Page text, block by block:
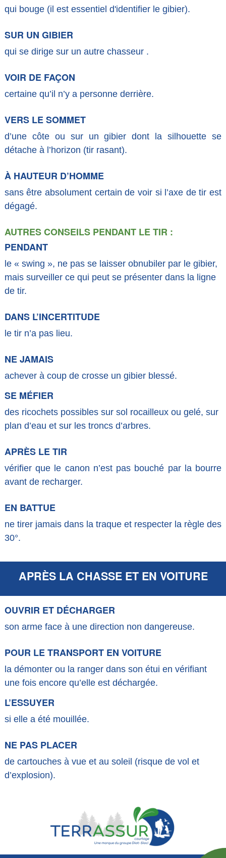
qui bouge (il est essentiel d'identifier le gibier).
SUR UN GIBIER
qui se dirige sur un autre chasseur .
VOIR DE FAÇON
certaine qu’il n’y a personne derrière.
VERS LE SOMMET
d’une côte ou sur un gibier dont la silhouette se
détache à l’horizon (tir rasant).
À HAUTEUR D’HOMME
sans être absolument certain de voir si l’axe de tir est
dégagé.
AUTRES CONSEILS PENDANT LE TIR :
PENDANT
le « swing », ne pas se laisser obnubiler par le gibier,
mais surveiller ce qui peut se présenter dans la ligne
de tir.
DANS L’INCERTITUDE
le tir n’a pas lieu.
NE JAMAIS
achever à coup de crosse un gibier blessé.
SE MÉFIER
des ricochets possibles sur sol rocailleux ou gelé, sur
plan d’eau et sur les troncs d’arbres.
APRÈS LE TIR
vérifier que le canon n’est pas bouché par la bourre
avant de recharger.
EN BATTUE
ne tirer jamais dans la traque et respecter la règle des
30°.
APRÈS LA CHASSE ET EN VOITURE
OUVRIR ET DÉCHARGER
son arme face à une direction non dangereuse.
POUR LE TRANSPORT EN VOITURE
la démonter ou la ranger dans son étui en vérifiant
une fois encore qu’elle est déchargée.
L’ESSUYER
si elle a été mouillée.
NE PAS PLACER
de cartouches à vue et au soleil (risque de vol et
d’explosion).